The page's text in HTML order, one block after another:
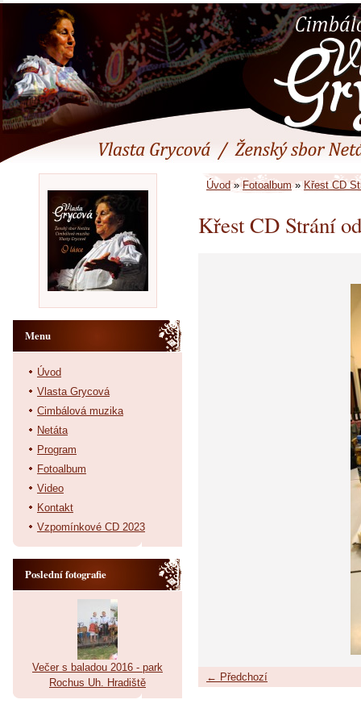
Úvod»Fotoalbum»Křest CD
Křest CD Strání
← Předchozí
Menu
Úvod
Vlasta Grycová
Cimbálová muzika
Netáta
Program
Fotoalbum
Video
Kontakt
Vzpomínkové CD 2023
Poslední fotografie
Večer s baladou 2016 - park
Rochus Uh. Hradiště